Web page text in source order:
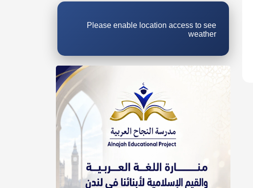
Please enable location access to see
weather